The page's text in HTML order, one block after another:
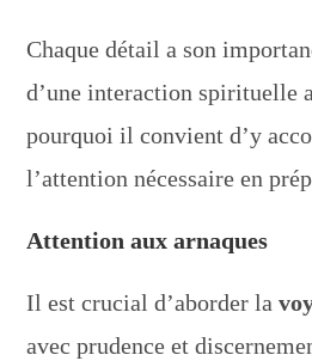
Chaque détail a son
d’une interaction spirituelle
pourquoi il convient d’y
l’attention nécessaire en
Attention aux arnaques
Il est crucial d’aborder la
avec prudence et